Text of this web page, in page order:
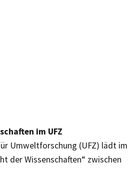
im UFZ
Umweltforschung (UFZ) lädt im
der Wissenschaften“ zwischen